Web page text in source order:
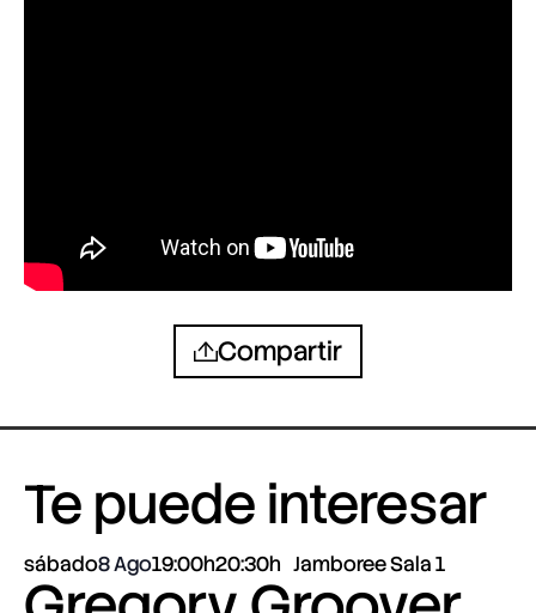
Compartir
Te puede interesar
sábado8 Ago19:00h20:30h Jamboree Sala 1